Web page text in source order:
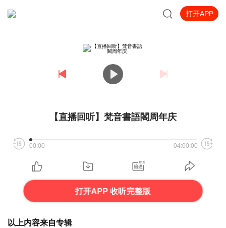
打开APP
【直播回听】梵音書語閣周年庆
00:00 04:00:00
打开APP 收听完整版
以上内容来自专辑